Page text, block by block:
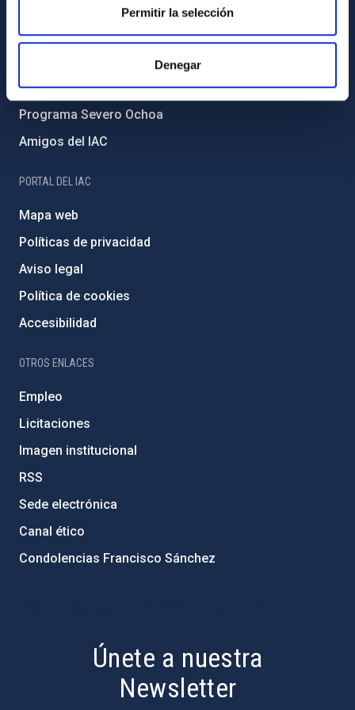
Permitir la selección
Denegar
Medio Ambiente y Sostenibilidad
Proyectos institucionales
Financiación externa
Programa Severo Ochoa
Amigos del IAC
PORTAL DEL IAC
Mapa web
Políticas de privacidad
Aviso legal
Política de cookies
Accesibilidad
OTROS ENLACES
Empleo
Licitaciones
Imagen institucional
RSS
Sede electrónica
Canal ético
Condolencias Francisco Sánchez
Únete a nuestra
Newsletter